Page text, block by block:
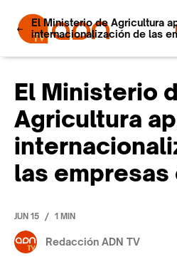
El Ministerio de Agricultura
internacionalización de las
El Ministerio
Agricultura
las
JUN 15 / 1 MIN
Redacción ADN TV